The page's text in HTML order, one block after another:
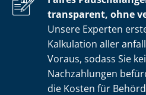
transparent, ohne
Unsere Experten
Kalkulation aller
Voraus, sodass Sie
Nachzahlungen
die Kosten für